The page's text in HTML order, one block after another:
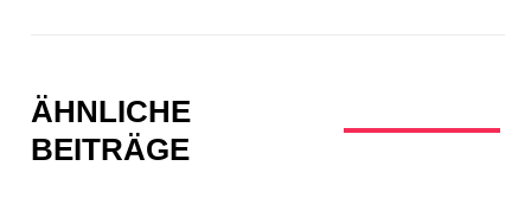
ÄHNLICHE
BEITRÄGE